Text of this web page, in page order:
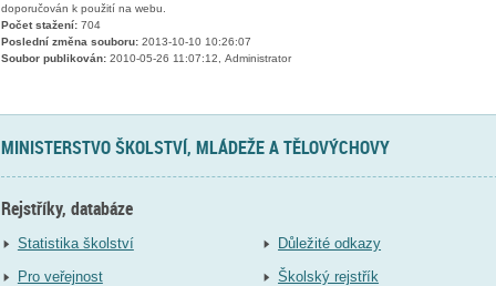
doporučován k použití na webu.
Počet stažení:704
Poslední změna souboru:2013-10-10 10:26:07
Soubor publikován:2010-05-26 11:07:12, Administrator
MINISTERSTVO ŠKOLSTVÍ, MLÁDEŽE A TĚLOVÝCHOVY
Rejstříky, databáze
Statistika školství
Pro veřejnost
Důležité odkazy
Školský rejstřík